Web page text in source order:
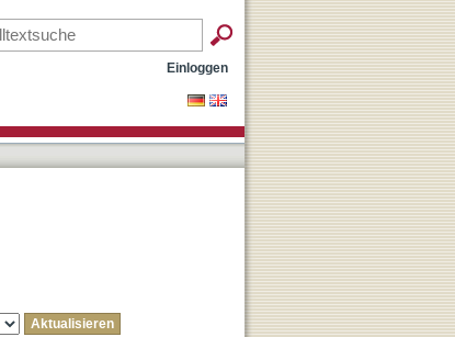
Einloggen